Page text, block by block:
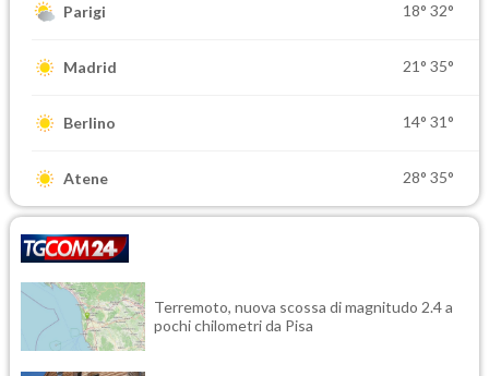
Parigi 18° 32°
Madrid 21° 35°
Berlino 14° 31°
Atene 28° 35°
Terremoto, nuova scossa di magnitudo 2.4 a
pochi chilometri da Pisa